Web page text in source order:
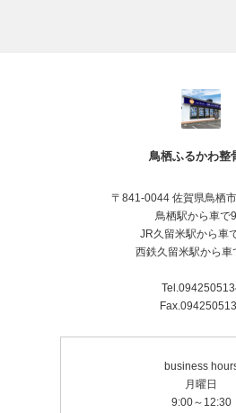
鳥栖ふるかわ整
〒841-0044 佐賀県鳥栖
鳥栖駅から車で
JR久留米駅から車
西鉄久留米駅から車
business
月曜日
9:00～12:30